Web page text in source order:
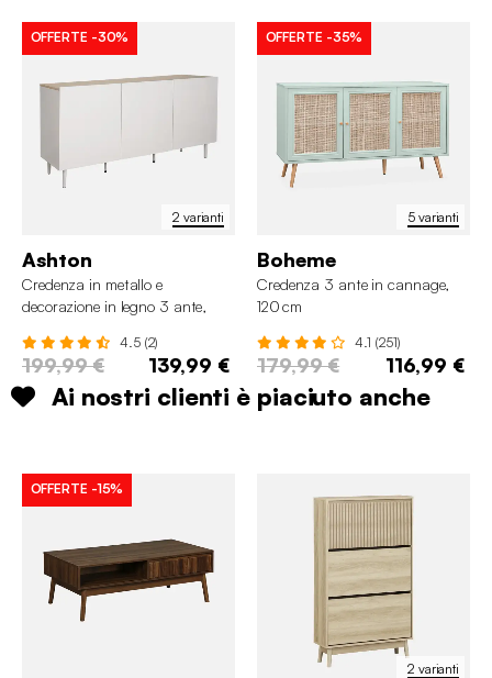
2 varianti
OFFERTE -30%
Ashton
Credenza in metallo e
decorazione in legno 3 ante,
4.5 (2)
199,99 € 139,99 €
5 varianti
OFFERTE -35%
Boheme
Credenza 3 ante in cannage,
120 cm
4.1 (251)
179,99 € 116,99 €
Ai nostri clienti è piaciuto anche
OFFERTE -15%
2 varianti